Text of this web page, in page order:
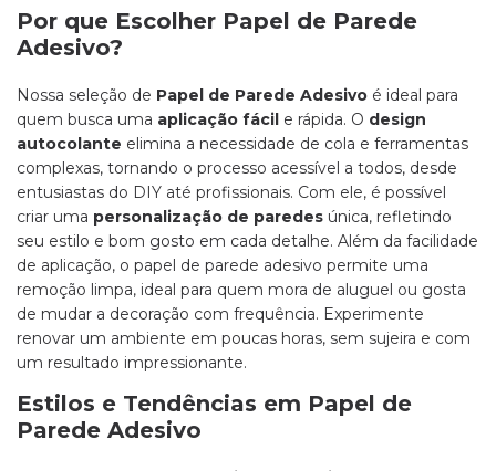
Por que Escolher Papel de Parede
Adesivo?
Nossa seleção de Papel de Parede Adesivo é ideal para
quem busca uma aplicação fácil e rápida. O design
autocolante elimina a necessidade de cola e ferramentas
complexas, tornando o processo acessível a todos, desde
entusiastas do DIY até profissionais. Com ele, é possível
criar uma personalização de paredes única, refletindo
seu estilo e bom gosto em cada detalhe. Além da facilidade
de aplicação, o papel de parede adesivo permite uma
remoção limpa, ideal para quem mora de aluguel ou gosta
de mudar a decoração com frequência. Experimente
renovar um ambiente em poucas horas, sem sujeira e com
um resultado impressionante.
Estilos e Tendências em Papel de
Parede Adesivo